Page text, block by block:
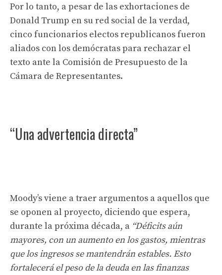
Por lo tanto, a pesar de las exhortaciones de
Donald Trump en su red social de la verdad,
cinco funcionarios electos republicanos fueron
aliados con los demócratas para rechazar el
texto ante la Comisión de Presupuesto de la
Cámara de Representantes.
“Una advertencia directa”
Moody’s viene a traer argumentos a aquellos que
se oponen al proyecto, diciendo que espera,
durante la próxima década, a “Déficits aún
mayores, con un aumento en los gastos, mientras
que los ingresos se mantendrán estables. Esto
fortalecerá el peso de la deuda en las finanzas